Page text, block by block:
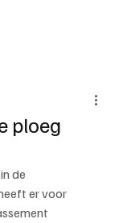
ploeg
de
er voor